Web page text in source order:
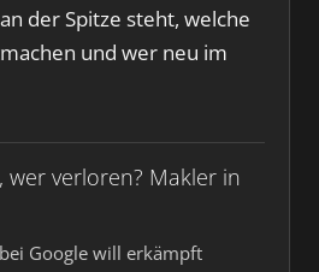
der Spitze steht, welche
und wer neu im
wer verloren? Makler in
Google will erkämpft